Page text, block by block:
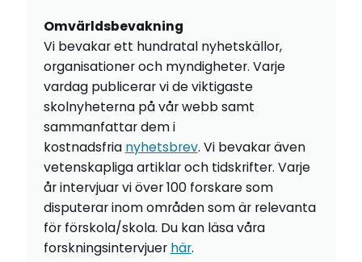
Omvärldsbevakning
Vi bevakar ett hundratal nyhetskällor,
organisationer och myndigheter. Varje
vardag publicerar vi de viktigaste
skolnyheterna på vår webb samt
sammanfattar dem i
kostnadsfria nyhetsbrev. Vi bevakar även
vetenskapliga artiklar och tidskrifter. Varje
år intervjuar vi över 100 forskare som
disputerar inom områden som är relevanta
för förskola/skola. Du kan läsa våra
forskningsintervjuer här.